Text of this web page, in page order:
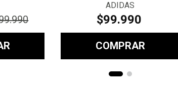
.990
ADIDAS
$99.990
COMPRAR